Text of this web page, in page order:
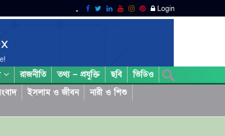
Login
রাজনীতি তথ্য – প্রযুক্তি ছবি
ভিডিও
ইসলাম ও জীবন
নারী ও শিশু